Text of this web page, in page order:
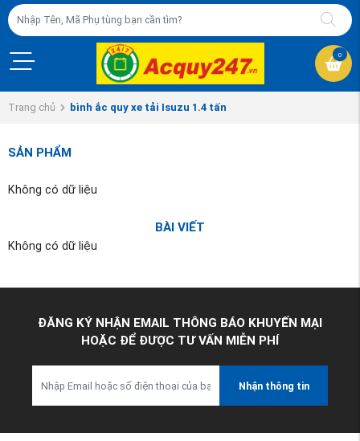
0
Trang chủ bình ắc quy xe tải Isuzu 1.4 tấn
SẢN PHẨM
Không có dữ liệu
BÀI VIẾT
Không có dữ liệu
ĐĂNG KÝ NHẬN EMAIL THÔNG BÁO KHUYẾN MẠI
HOẶC ĐỂ ĐƯỢC TƯ VẤN MIỄN PHÍ
Nhận thông tin